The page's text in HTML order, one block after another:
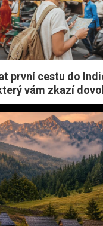
první cestu do
vám zkazí